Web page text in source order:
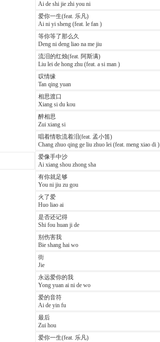
Ai de shi jie zhi you ni
爱你一生(feat. 乐凡)
Ai ni yi sheng (feat. le fan )
等你等了那么久
Deng ni deng liao na me jiu
流泪的红烛(feat. 阿斯满)
Liu lei de hong zhu (feat. a si man )
叹情缘
Tan qing yuan
相思渡口
Xiang si du kou
醉相思
Zui xiang si
唱着情歌流着泪(feat. 孟小笛)
Chang zhuo qing ge liu zhuo lei (feat. meng xiao di )
爱像手中沙
Ai xiang shou zhong sha
有你就足够
You ni jiu zu gou
火了爱
Huo liao ai
是否还记得
Shi fou huan ji de
别伤害我
Bie shang hai wo
街
Jie
永远爱你的我
Yong yuan ai ni de wo
爱的音符
Ai de yin fu
最后
Zui hou
爱你一生(feat. 乐凡)